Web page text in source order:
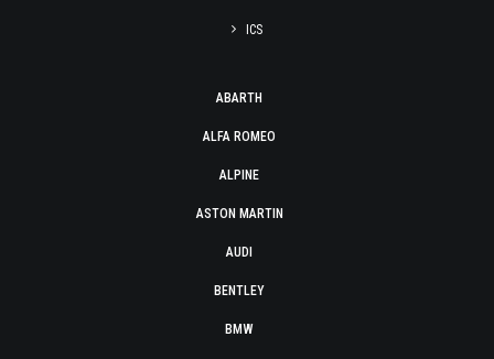
ICS
ABARTH
ALFA ROMEO
ALPINE
ASTON MARTIN
AUDI
BENTLEY
BMW